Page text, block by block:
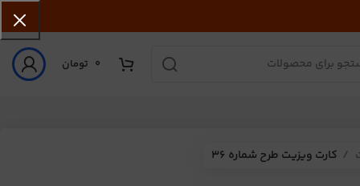
0 تومان
کارت ویزیت طرح شماره 36